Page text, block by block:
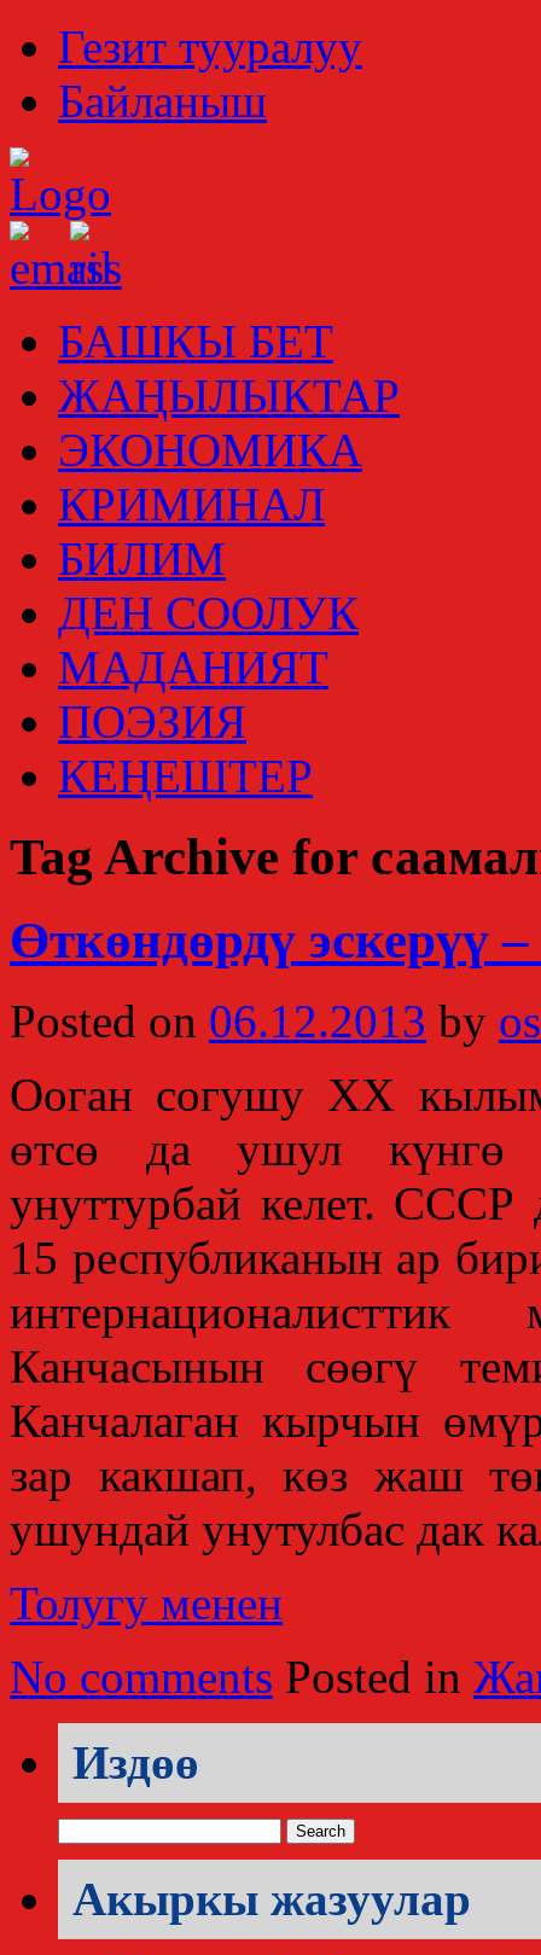
Гезит тууралуу
Байланыш
БАШКЫ БЕТ
ЖАҢЫЛЫКТАР
ЭКОНОМИКА
КРИМИНАЛ
БИЛИМ
ДЕН СООЛУК
МАДАНИЯТ
ПОЭЗИЯ
КЕҢЕШТЕР
Tag Archive for
Өткөндөрдү эскерүү
Posted on 06.12.2013 by
Ооган согушу ХХ
өтсө да ушул күнгө
унуттурбай келет. СССР
15 республиканын ар
Канчасынын сөөгү
Канчалаган кырчын
зар какшап, көз жаш
ушундай унутулбас дак
Толугу менен
No comments Posted in
Издөө
for:
Акыркы жазуулар